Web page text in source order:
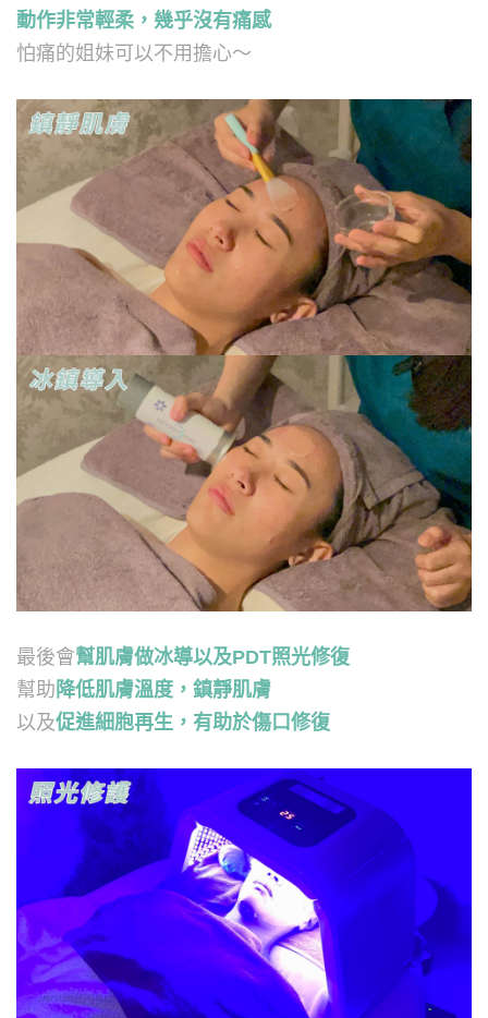
動作非常輕柔，幾乎沒有痛感
怕痛的姐妹可以不用擔心～
最後會幫肌膚做冰導以及PDT照光修復
幫助 降低肌膚溫度，鎮靜肌膚
以及促進細胞再生，有助於傷口修復